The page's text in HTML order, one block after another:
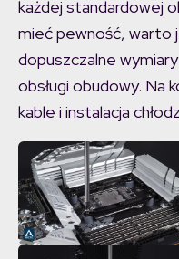
każdej standardowej
mieć pewność, warto
dopuszczalne
obsługi obudowy. Na
kable i instalacja